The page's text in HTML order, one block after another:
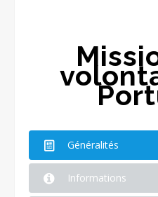
Généralités
Informations